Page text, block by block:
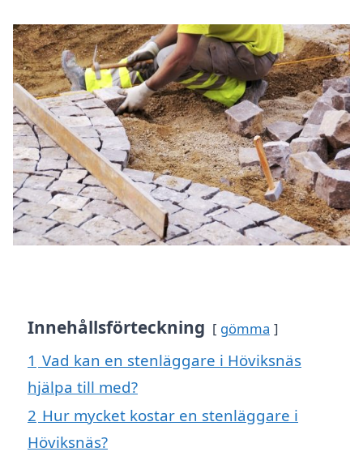
Innehållsförteckning gömma
1 Vad kan en stenläggare i Höviksnäs
hjälpa till med?
2 Hur mycket kostar en stenläggare i
Höviksnäs?